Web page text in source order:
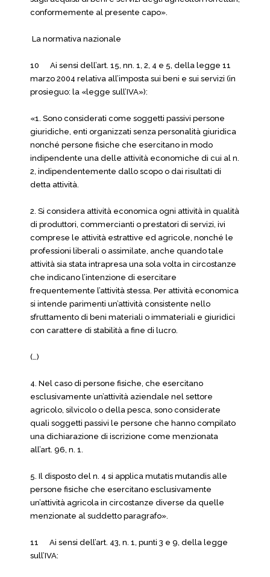
conformemente al presente capo».
La normativa nazionale
10 Ai sensi dell’art. 15, nn. 1, 2, 4 e 5, della legge 11
marzo 2004 relativa all’imposta sui beni e sui servizi (in
prosieguo: la «legge sull’IVA»):
«1. Sono considerati come soggetti passivi persone
giuridiche, enti organizzati senza personalità giuridica
nonché persone fisiche che esercitano in modo
indipendente una delle attività economiche di cui al n.
2, indipendentemente dallo scopo o dai risultati di
detta attività.
2. Si considera attività economica ogni attività in qualità
di produttori, commercianti o prestatori di servizi, ivi
comprese le attività estrattive ed agricole, nonché le
professioni liberali o assimilate, anche quando tale
attività sia stata intrapresa una sola volta in circostanze
che indicano l’intenzione di esercitare
frequentemente l’attività stessa. Per attività economica
si intende parimenti un’attività consistente nello
sfruttamento di beni materiali o immateriali e giuridici
con carattere di stabilità a fine di lucro.
(…)
4. Nel caso di persone fisiche, che esercitano
esclusivamente un’attività aziendale nel settore
agricolo, silvicolo o della pesca, sono considerate
quali soggetti passivi le persone che hanno compilato
una dichiarazione di iscrizione come menzionata
all’art. 96, n. 1.
5. Il disposto del n. 4 si applica mutatis mutandis alle
persone fisiche che esercitano esclusivamente
un’attività agricola in circostanze diverse da quelle
menzionate al suddetto paragrafo».
11 Ai sensi dell’art. 43, n. 1, punti 3 e 9, della legge
sull’IVA: